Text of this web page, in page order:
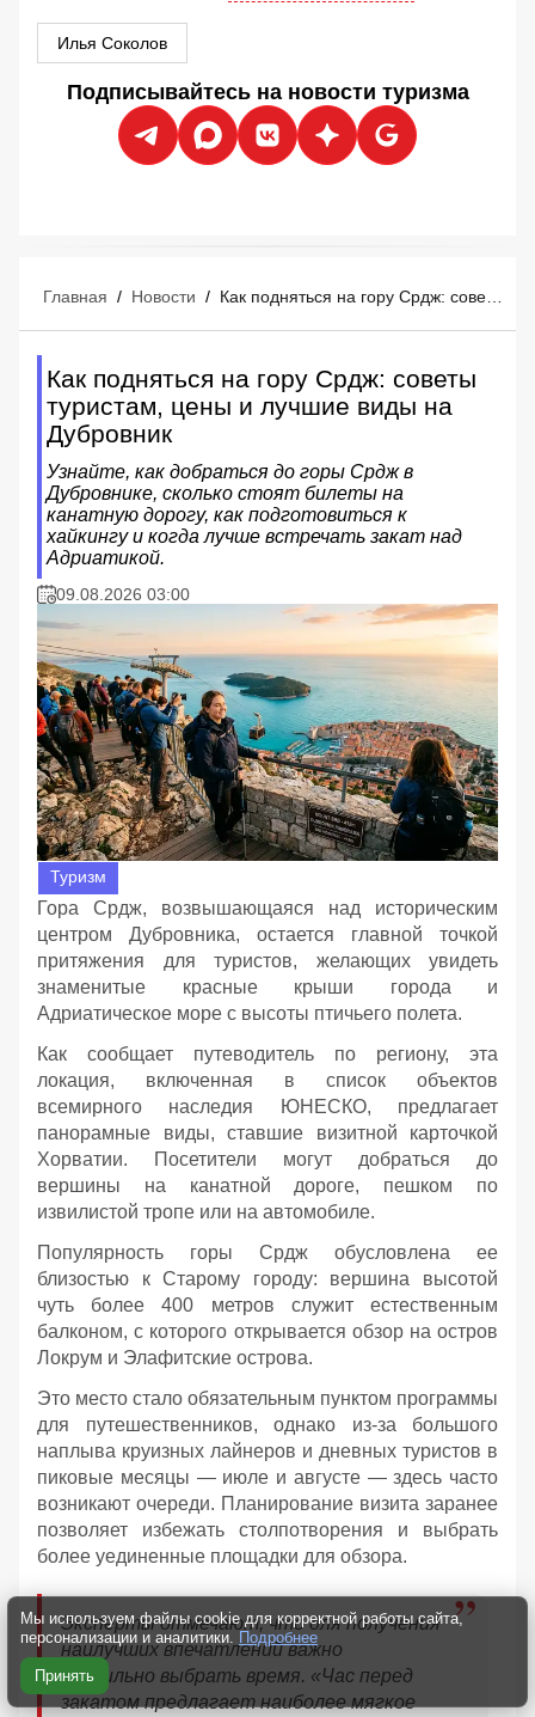
Илья Соколов
Подписывайтесь на новости туризма
Главная / Новости /
Как подняться на гору Срдж: советы
туристам, цены и лучшие виды на
Дубровник
Узнайте, как добраться до горы Срдж в
Дубровнике, сколько стоят билеты на
канатную дорогу, как подготовиться к
хайкингу и когда лучше встречать закат над
Адриатикой.
09.08.2026 03:00
Туризм
Гора Срдж, возвышающаяся над историческим
центром Дубровника, остается главной точкой
притяжения для туристов, желающих увидеть
знаменитые красные крыши города и
Адриатическое море с высоты птичьего полета.
Как сообщает путеводитель по региону, эта
локация, включенная в список объектов
всемирного наследия ЮНЕСКО, предлагает
панорамные виды, ставшие визитной карточкой
Хорватии. Посетители могут добраться до
вершины на канатной дороге, пешком по
извилистой тропе или на автомобиле.
Популярность горы Срдж обусловлена ее
близостью к Старому городу: вершина высотой
чуть более 400 метров служит естественным
балконом, с которого открывается обзор на остров
Локрум и Элафитские острова.
Это место стало обязательным пунктом программы
для путешественников, однако из-за большого
наплыва круизных лайнеров и дневных туристов в
пиковые месяцы — июле и августе — здесь часто
возникают очереди. Планирование визита заранее
позволяет избежать столпотворения и выбрать
более уединенные площадки для обзора.
Эксперты отмечают, что для получения
наилучших впечатлений важно
правильно выбрать время. «Час перед
закатом предлагает наиболее мягкое
Мы используем файлы cookie для корректной работы сайта,
персонализации и аналитики. Подробнее
Принять